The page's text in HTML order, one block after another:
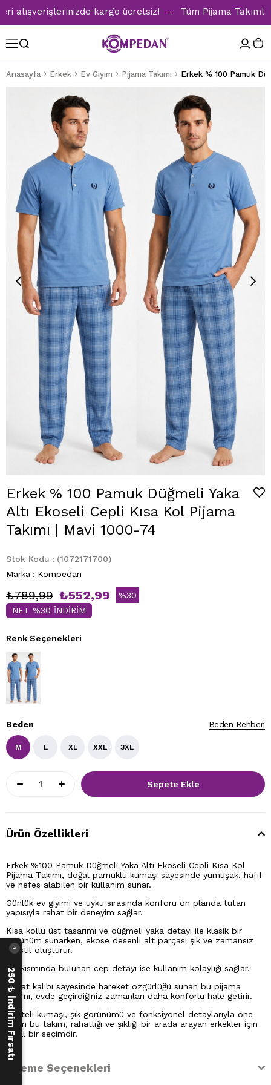
kargo ücretsiz! → Tüm Pijama
Anasayfa Erkek Ev Giyim Pijama Takımı
Erkek % 100 Pamuk Düğmeli Yaka
Altı Ekoseli Cepli Kısa Kol Pijama
Takımı | Mavi 1000-74
Stok Kodu
(1072171700)
Marka : Kompedan
₺789,99 ₺552,99 %30
NET %30 İNDİRİM
Renk Seçenekleri
Beden Rehberi
Beden
M L XL XXL 3XL
Ürün Özellikleri
Erkek %100 Pamuk Düğmeli Yaka Altı Ekoseli Cepli Kısa Kol
Pijama Takımı, doğal pamuklu kumaşı sayesinde yumuşak, hafif
ve nefes alabilen bir kullanım sunar.
Günlük ev giyimi ve uyku sırasında konforu ön planda tutan
yapısıyla rahat bir deneyim sağlar.
Kısa kollu üst tasarımı ve düğmeli yaka detayı ile klasik bir
görünüm sunarken, ekose desenli alt parçası şık ve zamansız
bir stil oluşturur.
Alt kısmında bulunan cep detayı ise kullanım kolaylığı sağlar.
Rahat kalıbı sayesinde hareket özgürlüğü sunan bu pijama
takımı, evde geçirdiğiniz zamanları daha konforlu hale getirir.
Kaliteli kumaşı, şık görünümü ve fonksiyonel detaylarıyla öne
çıkan bu takım, rahatlığı ve şıklığı bir arada arayan erkekler için
ideal bir seçimdir.
Ödeme Seçenekleri
250 ₺ İndirim Fırsatı
›